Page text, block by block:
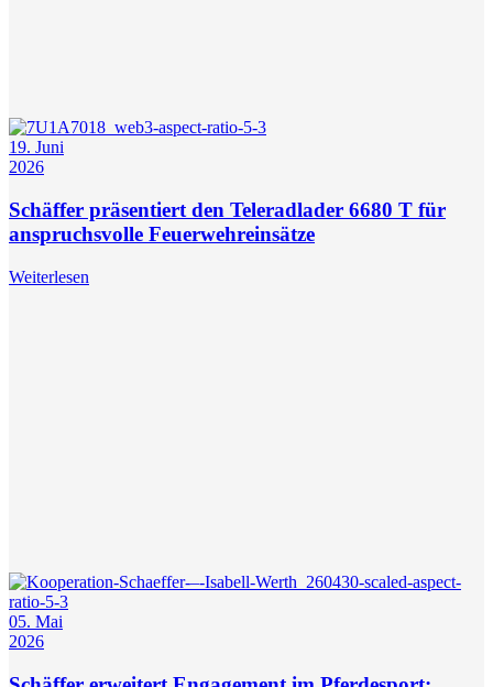
19. Juni
2026
Schäffer präsentiert den Teleradlader 6680 T für
anspruchsvolle Feuerwehreinsätze
Weiterlesen
05. Mai
2026